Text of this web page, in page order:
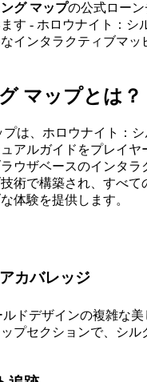
グ マップの公式ロー
す - ホロウナイト：シ
インタラクティブマッ
マップとは？
プは、ホロウナイト：
アルガイドをプレイヤ
ウザベースのインタラ
術で構築され、すべて
体験を提供します。
カバレッジ
ルドデザインの複雑な
プセクションで、シル